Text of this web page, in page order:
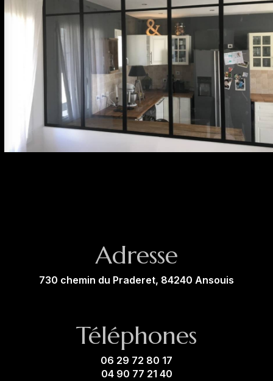
Adresse
730 chemin du Praderet, 84240 Ansouis
Téléphones
06 29 72 80 17
04 90 77 21 40